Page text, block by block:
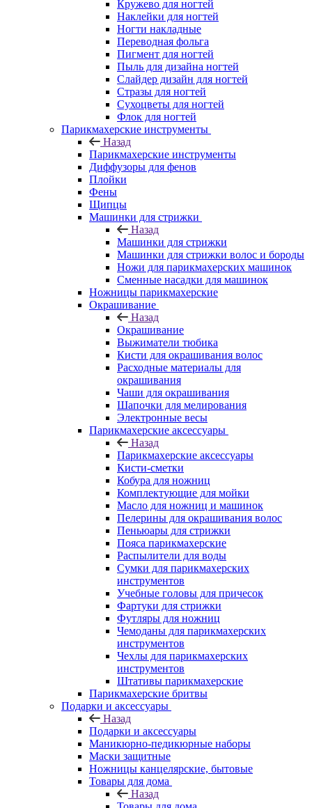
Кружево для ногтей
Наклейки для ногтей
Ногти накладные
Переводная фольга
Пигмент для ногтей
Пыль для дизайна ногтей
Слайдер дизайн для ногтей
Стразы для ногтей
Сухоцветы для ногтей
Флок для ногтей
Парикмахерские инструменты
Назад
Парикмахерские инструменты
Диффузоры для фенов
Плойки
Фены
Щипцы
Машинки для стрижки
Назад
Машинки для стрижки
Машинки для стрижки волос и бороды
Ножи для парикмахерских машинок
Сменные насадки для машинок
Ножницы парикмахерские
Окрашивание
Назад
Окрашивание
Выжиматели тюбика
Кисти для окрашивания волос
Расходные материалы для
окрашивания
Чаши для окрашивания
Шапочки для мелирования
Электронные весы
Парикмахерские аксессуары
Назад
Парикмахерские аксессуары
Кисти-сметки
Кобура для ножниц
Комплектующие для мойки
Масло для ножниц и машинок
Пелерины для окрашивания волос
Пеньюары для стрижки
Пояса парикмахерские
Распылители для воды
Сумки для парикмахерских
инструментов
Учебные головы для причесок
Фартуки для стрижки
Футляры для ножниц
Чемоданы для парикмахерских
инструментов
Чехлы для парикмахерских
инструментов
Штативы парикмахерские
Парикмахерские бритвы
Подарки и аксессуары
Назад
Подарки и аксессуары
Маникюрно-педикюрные наборы
Маски защитные
Ножницы канцелярские, бытовые
Товары для дома
Назад